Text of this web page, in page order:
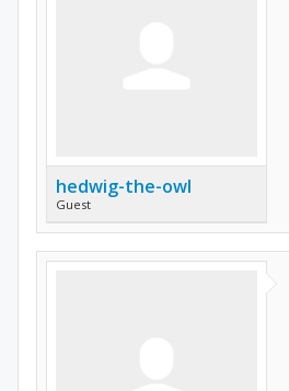
hedwig-the-owl
Guest